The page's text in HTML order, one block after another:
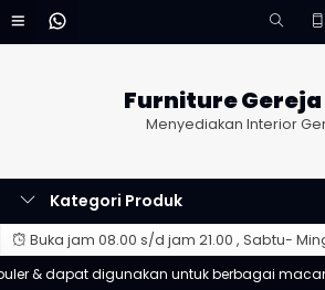
Furniture
Menyediakan Interior
Kategori Produk
Buka jam 08.00 s/d jam 21.00 , Sabtu-
& dapat digunakan untuk berbagai